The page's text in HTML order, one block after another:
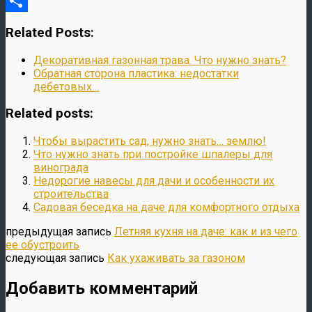
Related Posts:
Декоративная газонная трава. Что нужно знать?
Обратная сторона пластика: недостатки
дебетовых…
Related posts:
Чтобы вырастить сад, нужно знать… землю!
Что нужно знать при постройке шпалеры для
винограда
Недорогие навесы для дачи и особенности их
строительства
Садовая беседка на даче для комфортного отдыха
предыдущая запись Летняя кухня на даче: как и из чего
ее обустроить
следующая запись Как ухаживать за газоном
Добавить комментарий